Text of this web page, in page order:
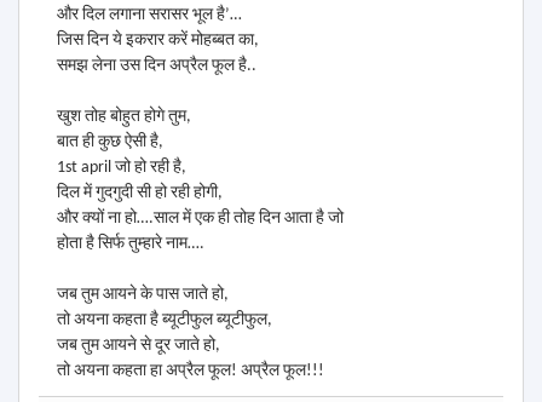
और दिल लगाना सरासर भूल है’…
जिस दिन ये इकरार करें मोहब्बत का,
समझ लेना उस दिन अप्रैल फूल है..
खुश तोह बोहुत होगे तुम,
बात ही कुछ ऐसी है,
1st april जो हो रही है,
दिल में गुदगुदी सी हो रही होगी,
और क्यों ना हो….साल में एक ही तोह दिन आता है जो
होता है सिर्फ तुम्हारे नाम….
जब तुम आयने के पास जाते हो,
तो अयना कहता है ब्यूटीफुल ब्यूटीफुल,
जब तुम आयने से दूर जाते हो,
तो अयना कहता हा अप्रैल फूल! अप्रैल फूल!!!